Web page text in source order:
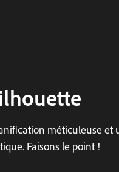
méticuleuse
Faisons le point !